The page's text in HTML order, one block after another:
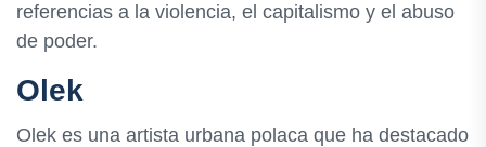
referencias a la violencia, el capitalismo y el abuso
de poder.
Olek
Olek es una artista urbana polaca que ha destacado